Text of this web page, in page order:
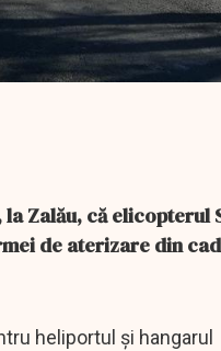
Zalău, că elicopterul
de aterizare din
heliportul şi hangarul